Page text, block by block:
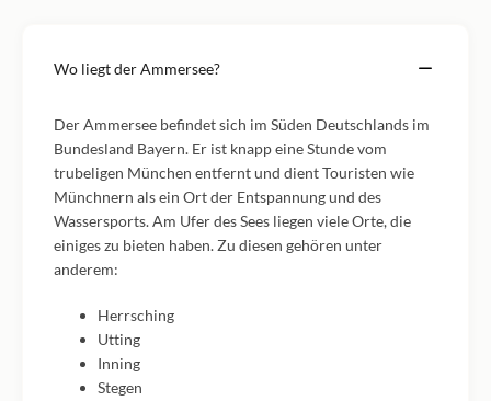
Wo liegt der Ammersee?
Der Ammersee befindet sich im Süden Deutschlands im
Bundesland Bayern. Er ist knapp eine Stunde vom
trubeligen München entfernt und dient Touristen wie
Münchnern als ein Ort der Entspannung und des
Wassersports. Am Ufer des Sees liegen viele Orte, die
einiges zu bieten haben. Zu diesen gehören unter
anderem:
Herrsching
Utting
Inning
Stegen